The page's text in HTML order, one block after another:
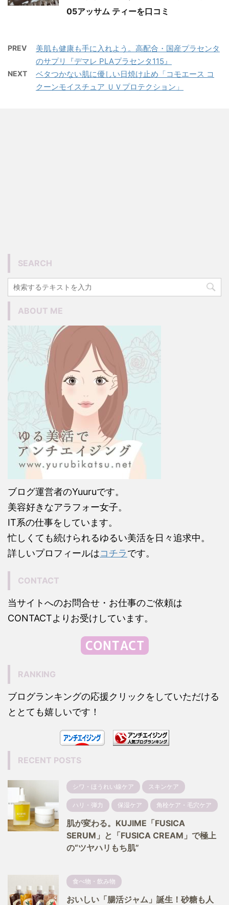
05アッサム ティーを口コミ
PREV
美肌も健康も手に入れよう。高配合・国産プラセンタ
のサプリ『デマレ PLAプラセンタ115』
NEXT
ベタつかない肌に優しい日焼け止め「コモエース コ
クーンモイスチュア ＵＶプロテクション」
SEARCH
ABOUT ME
ブログ運営者のYuuruです。
美容好きなアラフォー女子。
IT系の仕事をしています。
忙しくても続けられるゆるい美活を日々追求中。
詳しいプロフィールはコチラです。
CONTACT
当サイトへのお問合せ・お仕事のご依頼は
CONTACTよりお受けしています。
RANKING
ブログランキングの応援クリックをしていただける
ととても嬉しいです！
RECENT POSTS
シワ・ほうれい線ケア スキンケア
ハリ・弾力 保湿ケア 角栓ケア・毛穴ケア
肌が変わる。KUJIME「FUSICA
SERUM」と「FUSICA CREAM」で極上
の“ツヤハリもち肌”
食べ物・飲み物
おいしい「腸活ジャム」誕生！砂糖も人